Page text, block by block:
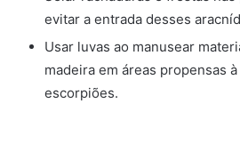
evitar a entrada desses
Usar luvas ao manusear
madeira em áreas propensas
escorpiões.